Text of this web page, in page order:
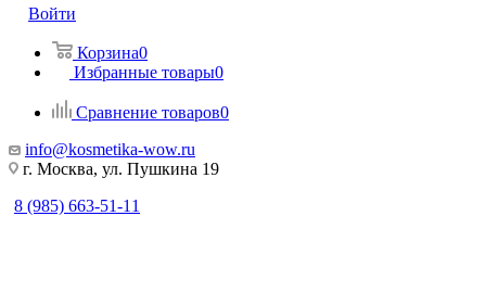
Войти
Корзина0
Избранные товары0
Сравнение товаров0
info@kosmetika-wow.ru
г. Москва, ул. Пушкина 19
8 (985) 663-51-11